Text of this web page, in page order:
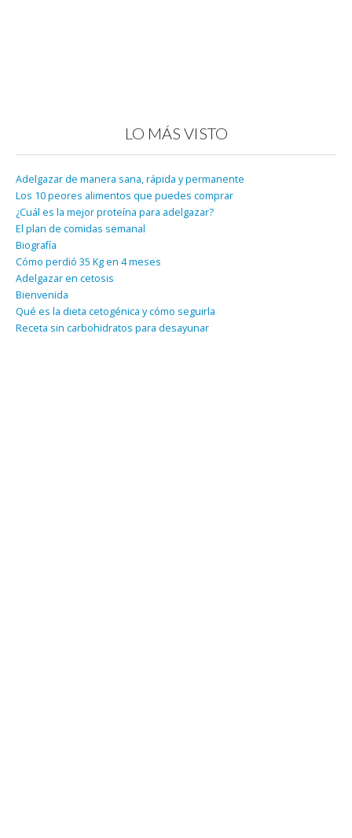
LO MÁS VISTO
Adelgazar de manera sana, rápida y permanente
Los 10 peores alimentos que puedes comprar
¿Cuál es la mejor proteína para adelgazar?
El plan de comidas semanal
Biografía
Cómo perdió 35 Kg en 4 meses
Adelgazar en cetosis
Bienvenida
Qué es la dieta cetogénica y cómo seguirla
Receta sin carbohidratos para desayunar